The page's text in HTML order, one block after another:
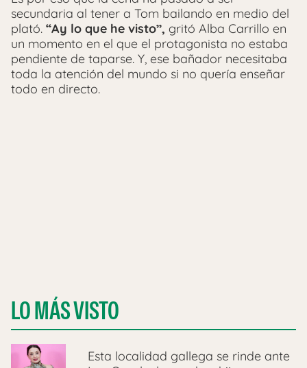
secundaria al tener a Tom bailando en medio del
plató. “Ay lo que he visto”, gritó Alba Carrillo en
un momento en el que el protagonista no estaba
pendiente de taparse. Y, ese bañador necesitaba
toda la atención del mundo si no quería enseñar
todo en directo.
LO MÁS VISTO
Esta localidad gallega se rinde ante